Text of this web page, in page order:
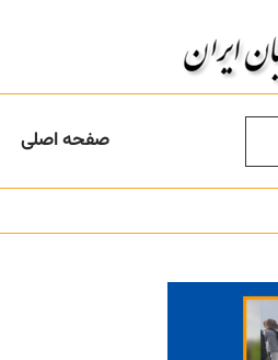
صفحه اصلی